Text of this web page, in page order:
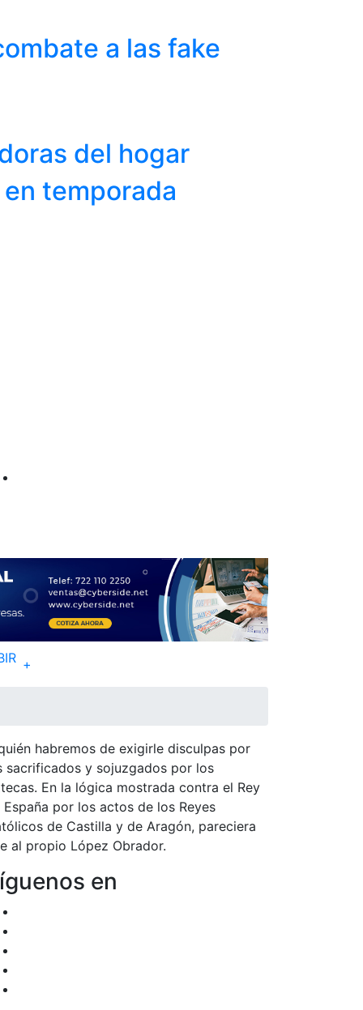
a las fake
del hogar
temporada
+
habremos de exigirle disculpas por
sacrificados y sojuzgados por los
En la lógica mostrada contra el Rey
España por los actos de los Reyes
de Castilla y de Aragón, pareciera
al propio López Obrador.
en